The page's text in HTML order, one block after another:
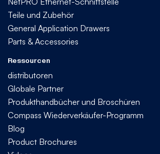
Teile und Zubehör
General Application Drawers
Parts & Accessories
Ressourcen
distributoren
Globale Partner
Produkthandbücher und Broschüren
Compass Wiederverkäufer-Programm
Blog
Product Brochures